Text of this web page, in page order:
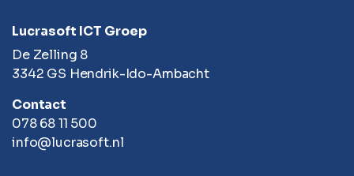
Lucrasoft ICT Groep
De Zelling 8
3342 GS Hendrik-Ido-Ambacht
Contact
078 68 11 500
info@lucrasoft.nl